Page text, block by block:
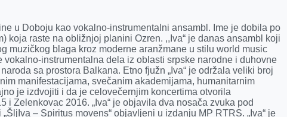
u Doboju kao vokalno-instrumentalni ansambl. Ime je dobila po
koja raste na obližnjoj planini Ozren. ,,Iva“ je danas ansambl koji
muzičkog blaga kroz moderne aranžmane u stilu world music
vokalno-instrumentalna dela iz oblasti srpske narodne i duhovne
sa prostora Balkana. Etno fjužn „Iva“ je održala veliki broj
manifestacijama, svečanim akademijama, humanitarnim
je izdvojiti i da je celovečernjim koncertima otvorila
i Zelenkovac 2016. „Iva“ je objavila dva nosača zvuka pod
– Spiritus movens“ objavljeni u izdanju MP RTRS. „Iva“ je